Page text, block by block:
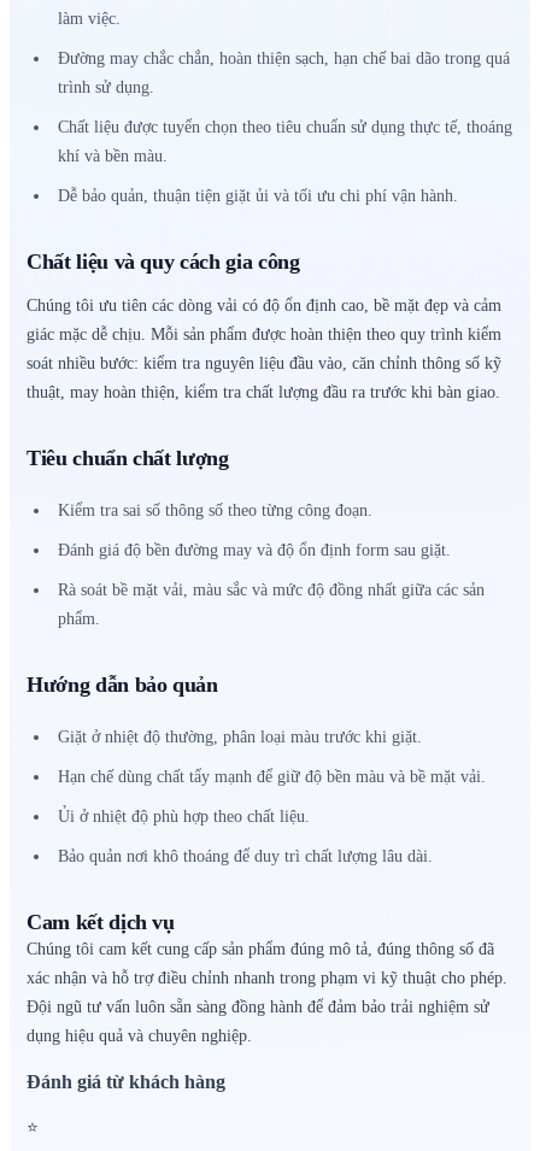
làm việc.
Đường may chắc chắn, hoàn thiện sạch, hạn chế bai dão trong quá
trình sử dụng.
Chất liệu được tuyển chọn theo tiêu chuẩn sử dụng thực tế, thoáng
khí và bền màu.
Dễ bảo quản, thuận tiện giặt ủi và tối ưu chi phí vận hành.
Chất liệu và quy cách gia công
Chúng tôi ưu tiên các dòng vải có độ ổn định cao, bề mặt đẹp và cảm
giác mặc dễ chịu. Mỗi sản phẩm được hoàn thiện theo quy trình kiểm
soát nhiều bước: kiểm tra nguyên liệu đầu vào, căn chỉnh thông số kỹ
thuật, may hoàn thiện, kiểm tra chất lượng đầu ra trước khi bàn giao.
Tiêu chuẩn chất lượng
Kiểm tra sai số thông số theo từng công đoạn.
Đánh giá độ bền đường may và độ ổn định form sau giặt.
Rà soát bề mặt vải, màu sắc và mức độ đồng nhất giữa các sản
phẩm.
Hướng dẫn bảo quản
Giặt ở nhiệt độ thường, phân loại màu trước khi giặt.
Hạn chế dùng chất tẩy mạnh để giữ độ bền màu và bề mặt vải.
Ủi ở nhiệt độ phù hợp theo chất liệu.
Bảo quản nơi khô thoáng để duy trì chất lượng lâu dài.
Cam kết dịch vụ
Chúng tôi cam kết cung cấp sản phẩm đúng mô tả, đúng thông số đã
xác nhận và hỗ trợ điều chỉnh nhanh trong phạm vi kỹ thuật cho phép.
Đội ngũ tư vấn luôn sẵn sàng đồng hành để đảm bảo trải nghiệm sử
dụng hiệu quả và chuyên nghiệp.
Đánh giá từ khách hàng
⭐